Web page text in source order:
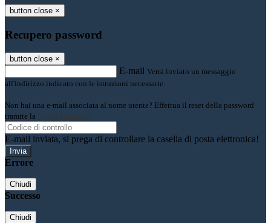
button close ×
Recupero password
button close ×
E-mail Verrà inviato un messaggio
all'indirizzo indicato con le istruzioni necessarie.
Non hai una e-mail associata al nome utente? Effettua il reset della password
tramite la Login Spaggiari
E-mail inviata, si prega di controllare la casella di posta elettronica!
Errore
Chiudi
Successo
Chiudi